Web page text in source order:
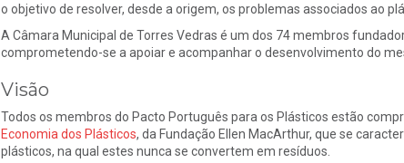
o objetivo de resolver, desde a origem, os problemas associados ao
A Câmara Municipal de Torres Vedras é um dos 74 membros
comprometendo-se a apoiar e acompanhar o desenvolvimento do
Visão
Todos os membros do Pacto Português para os Plásticos estão
Economia dos Plásticos, da Fundação Ellen MacArthur, que se
plásticos, na qual estes nunca se convertem em resíduos.